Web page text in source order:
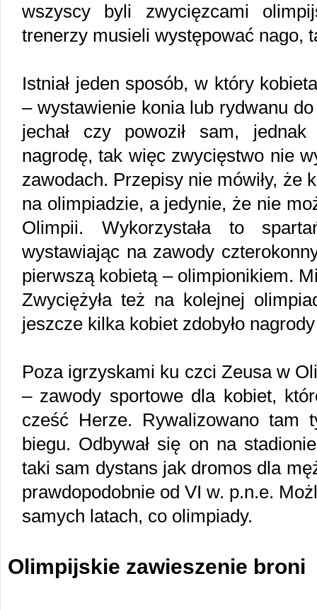
wszyscy byli zwycięzcami
trenerzy musieli występować nago,
Istniał jeden sposób, w który
– wystawienie konia lub rydwanu
jechał czy powoził sam,
nagrodę, tak więc zwycięstwo nie
zawodach. Przepisy nie mówiły, że
na olimpiadzie, a jedynie, że nie
Olimpii. Wykorzystała to
wystawiając na zawody
pierwszą kobietą – olimpionikiem.
Zwyciężyła też na kolejnej
jeszcze kilka kobiet zdobyło
Poza igrzyskami ku czci Zeusa w
– zawody sportowe dla kobiet,
cześć Herze. Rywalizowano tam
biegu. Odbywał się on na
taki sam dystans jak dromos dla
prawdopodobnie od VI w. p.n.e.
samych latach, co olimpiady.
Olimpijskie zawieszenie broni